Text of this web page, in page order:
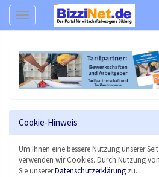
Navigation
Cookie-Hinweis
Um Ihnen eine bessere Nutzung unserer
verwenden wir Cookies. Durch Nutzung
Sie unsererDatenschutzerklärung zu.